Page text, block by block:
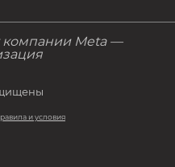
компании Meta —
и условия